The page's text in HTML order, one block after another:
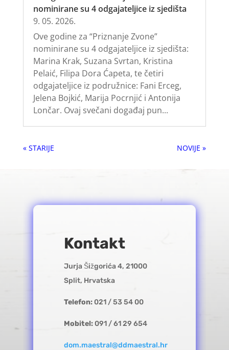
nominirane su 4 odgajateljice iz sjedišta
9. 05. 2026.
Ove godine za “Priznanje Zvone”
nominirane su 4 odgajateljice iz sjedišta:
Marina Krak, Suzana Svrtan, Kristina
Pelaić, Filipa Dora Ćapeta, te četiri
odgajateljice iz podružnice: Fani Erceg,
Jelena Bojkić, Marija Pocrnjić i Antonija
Lončar. Ovaj svečani događaj pun...
« Older Entries Next Entries »
Kontakt
Jurja Šižgorića 4, 21000
Split, Hrvatska
Telefon:021 / 53 54 00
Mobitel:091 / 61 29 654
dom.maestral@ddmaestral.hr